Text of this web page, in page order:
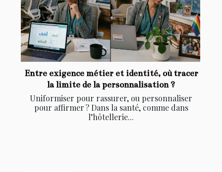
Entre exigence métier et identité, où tracer
la limite de la personnalisation ?
Uniformiser pour rassurer, ou personnaliser
pour affirmer ? Dans la santé, comme dans
l’hôtellerie...